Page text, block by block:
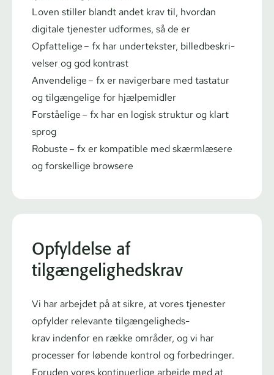
Loven stiller blandt andet krav til, hvordan
digitale tjenester udformes, så de er
Opfattelige – fx har undertekster, bil­led­be­skri­
vel­ser og god kontrast
Anvendelige – fxer navigerbare med tastatur
og tilgængelige for hjælpemidler
Forståelige – fx har en logisk struktur og klart
sprog
Robuste – fxer kompatible med skærmlæsere
og forskellige browsere
Opfyldelse af
tilgængelighedskrav
Vi har arbejdet på at sikre, at vores tjenester
opfylder relevante til­gæn­ge­lig­heds­
krav indenfor en række områder, og vi har
processer for løbende kontrol og forbedringer.
Foruden vores kontinuerlige arbejde med at